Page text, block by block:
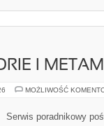
I
MOŻLIWOŚĆ
Serwis poradnikowy